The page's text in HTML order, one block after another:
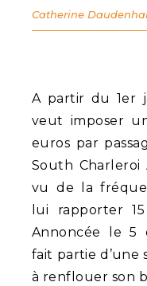
A partir du 1er
veut imposer
euros par
South Charleroi
vu de la
lui rapporter
Annoncée le 5
fait partie d’une
à renflouer son
Catherine